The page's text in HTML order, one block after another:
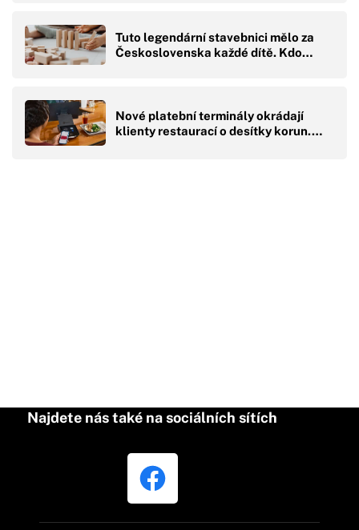
Tuto legendární stavebnici mělo za
Československa každé dítě. Kdo…
Nové platební terminály okrádají
klienty restaurací o desítky korun.…
Najdete nás také na sociálních sítích